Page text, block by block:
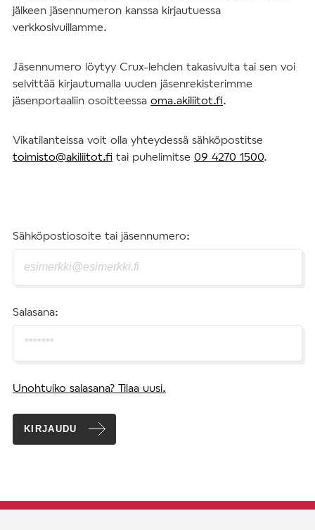
jälkeen jäsennumeron kanssa kirjautuessa
verkkosivuillamme.
Jäsennumero löytyy Crux-lehden takasivulta tai sen voi
selvittää kirjautumalla uuden jäsenrekisterimme
jäsenportaaliin osoitteessa oma.akiliitot.fi.
Vikatilanteissa voit olla yhteydessä sähköpostitse
toimisto@akiliitot.fi tai puhelimitse 09 4270 1500.
Sähköpostiosoite tai jäsennumero:
Salasana:
Unohtuiko salasana? Tilaa uusi.
KIRJAUDU